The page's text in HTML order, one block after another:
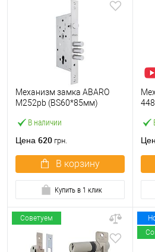
В наличии
Механизм замка ABARO
M252pb (BS60*85мм)
упаковки без отв.планки
Цена 620 грн.
В корзину
Купить в 1 клик
Советуем